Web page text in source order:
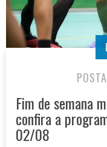
Fim de semana
confira a
02/08